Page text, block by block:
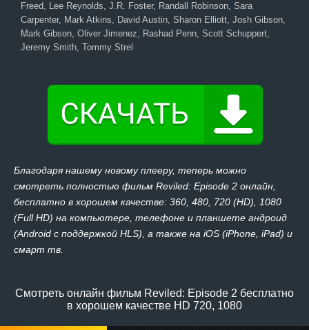
Freed, Lee Reynolds, J.R. Foster, Randall Robinson, Sara
Carpenter, Mark Atkins, David Austin, Sharon Elliott, Josh Gibson,
Mark Gibson, Oliver Jimenez, Rashad Penn, Scott Schuppert,
Jeremy Smith, Tommy Strel
Благодаря нашему новому плееру, теперь можно
смотреть полностью фильм Reviled: Episode 2 онлайн,
бесплатно в хорошем качестве: 360, 480, 720 (HD), 1080
(Full HD) на компьютере, телефоне и планшете андроид
(Android с поддержкой HLS), а также на iOS (iPhone, iPad) и
смарт тв.
Смотреть онлайн фильм Reviled: Episode 2 бесплатно
в хорошем качестве HD 720, 1080